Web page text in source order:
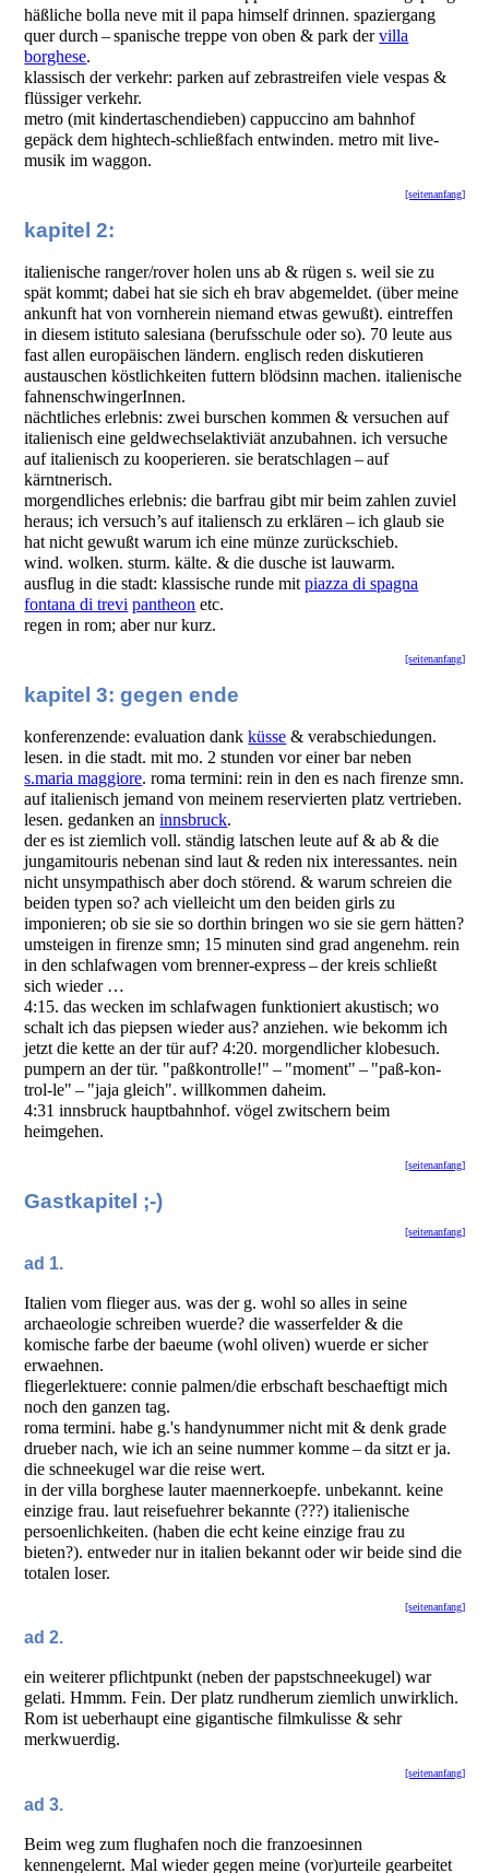
häßliche bolla neve mit il papa himself drinnen. spaziergang
quer durch – spanische treppe von oben & park dervilla
borghese.
klassisch der verkehr: parken auf zebrastreifen viele vespas &
flüssiger verkehr.
metro (mit kindertaschendieben) cappuccino am bahnhof
gepäck dem hightech-schließfach entwinden. metro mit live-
musik im waggon.
[seitenanfang]
kapitel 2:
italienische ranger/rover holen uns ab & rügen s. weil sie zu
spät kommt; dabei hat sie sich eh brav abgemeldet. (über meine
ankunft hat von vornherein niemand etwas gewußt). eintreffen
in diesem istituto salesiana (berufsschule oder so). 70 leute aus
fast allen europäischen ländern. englisch reden diskutieren
austauschen köstlichkeiten futtern blödsinn machen. italienische
fahnenschwingerInnen.
nächtliches erlebnis: zwei burschen kommen & versuchen auf
italienisch eine geldwechselaktiviät anzubahnen. ich versuche
auf italienisch zu kooperieren. sie beratschlagen – auf
kärntnerisch.
morgendliches erlebnis: die barfrau gibt mir beim zahlen zuviel
heraus; ich versuch’s auf italiensch zu erklären – ich glaub sie
hat nicht gewußt warum ich eine münze zurückschieb.
wind. wolken. sturm. kälte. & die dusche ist lauwarm.
ausflug in die stadt: klassische runde mitpiazza di spagna
fontana di trevi pantheon etc.
regen in rom; aber nur kurz.
[seitenanfang]
kapitel 3: gegen ende
konferenzende: evaluation dankküsse & verabschiedungen.
lesen. in die stadt. mit mo. 2 stunden vor einer bar neben
s.maria maggiore. roma termini: rein in den es nach firenze smn.
auf italienisch jemand von meinem reservierten platz vertrieben.
lesen. gedanken aninnsbruck.
der es ist ziemlich voll. ständig latschen leute auf & ab & die
jungamitouris nebenan sind laut & reden nix interessantes. nein
nicht unsympathisch aber doch störend. & warum schreien die
beiden typen so? ach vielleicht um den beiden girls zu
imponieren; ob sie sie so dorthin bringen wo sie sie gern hätten?
umsteigen in firenze smn; 15 minuten sind grad angenehm. rein
in den schlafwagen vom brenner-express – der kreis schließt
sich wieder …
4:15. das wecken im schlafwagen funktioniert akustisch; wo
schalt ich das piepsen wieder aus? anziehen. wie bekomm ich
jetzt die kette an der tür auf? 4:20. morgendlicher klobesuch.
pumpern an der tür. "paßkontrolle!" – "moment" – "paß-kon-
trol-le" – "jaja gleich". willkommen daheim.
4:31 innsbruck hauptbahnhof. vögel zwitschern beim
heimgehen.
[seitenanfang]
Gastkapitel ;-)
[seitenanfang]
ad 1.
Italien vom flieger aus. was der g. wohl so alles in seine
archaeologie schreiben wuerde? die wasserfelder & die
komische farbe der baeume (wohl oliven) wuerde er sicher
erwaehnen.
fliegerlektuere: connie palmen/die erbschaft beschaeftigt mich
noch den ganzen tag.
roma termini. habe g.'s handynummer nicht mit & denk grade
drueber nach, wie ich an seine nummer komme – da sitzt er ja.
die schneekugel war die reise wert.
in der villa borghese lauter maennerkoepfe. unbekannt. keine
einzige frau. laut reisefuehrer bekannte (???) italienische
persoenlichkeiten. (haben die echt keine einzige frau zu
bieten?). entweder nur in italien bekannt oder wir beide sind die
totalen loser.
[seitenanfang]
ad 2.
ein weiterer pflichtpunkt (neben der papstschneekugel) war
gelati. Hmmm. Fein. Der platz rundherum ziemlich unwirklich.
Rom ist ueberhaupt eine gigantische filmkulisse & sehr
merkwuerdig.
[seitenanfang]
ad 3.
Beim weg zum flughafen noch die franzoesinnen
kennengelernt. Mal wieder gegen meine (vor)urteile gearbeitet